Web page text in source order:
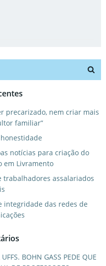
precarizado, nem criar mais
familiar”
notícias para criação do
em Livramento
trabalhadores assalariados
integridade das redes de
BOHN GASS PEDE QUE